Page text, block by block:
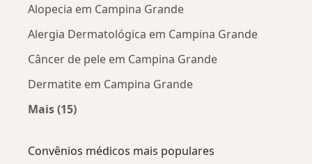
Alopecia em Campina Grande
Alergia Dermatológica em Campina Grande
Câncer de pele em Campina Grande
Dermatite em Campina Grande
Mais (15)
Convênios médicos mais populares